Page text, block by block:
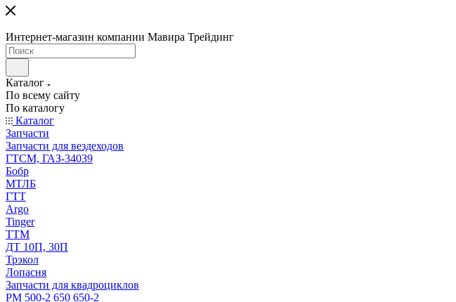
Интернет-магазин компании Мавира Трейдинг
Каталог
По всему сайту
По каталогу
Каталог
Запчасти
Запчасти для вездеходов
ГТСМ, ГАЗ-34039
Бобр
МТЛБ
ГТТ
Argo
Tinger
ТТМ
ДТ 10П, 30П
Трэкол
Лопасня
Запчасти для квадроциклов
РМ 500-2 650 650-2